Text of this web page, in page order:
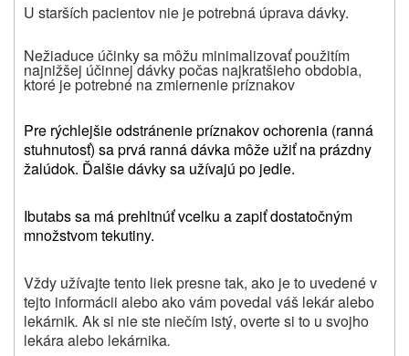
U starších pacientov nie je potrebná úprava dávky.
Nežiaduce účinky sa môžu minimalizovať použitím
najnižšej účinnej dávky počas najkratšieho obdobia,
ktoré je potrebné na zmiernenie príznakov
Pre rýchlejšie odstránenie príznakov ochorenia (ranná
stuhnutosť) sa prvá ranná dávka môže užiť na prázdny
žalúdok. Ďalšie dávky sa užívajú po jedle.
Ibutabs sa má prehltnúť vcelku a zapiť dostatočným
množstvom tekutiny.
Vždy užívajte tento liek presne tak, ako je to uvedené v
tejto informácii alebo ako vám povedal váš lekár alebo
lekárnik. Ak si nie ste niečím istý, overte si to u svojho
lekára alebo lekárnika.